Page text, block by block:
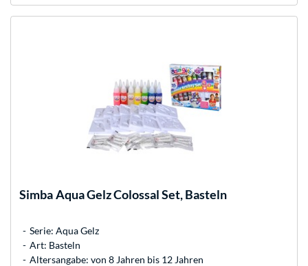
SimbaAqua Gelz Colossal Set, Basteln
Serie: Aqua Gelz
Art: Basteln
Altersangabe: von 8 Jahren bis 12 Jahren